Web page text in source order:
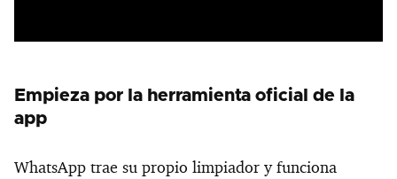
Empieza por la herramienta oficial de la
app
WhatsApp trae su propio limpiador y funciona